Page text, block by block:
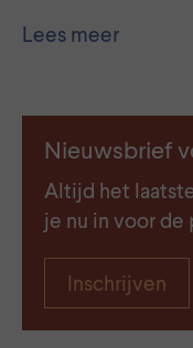
Lees meer
Nieuwsbrief
Altijd het
je nu in voor
Inschrijven